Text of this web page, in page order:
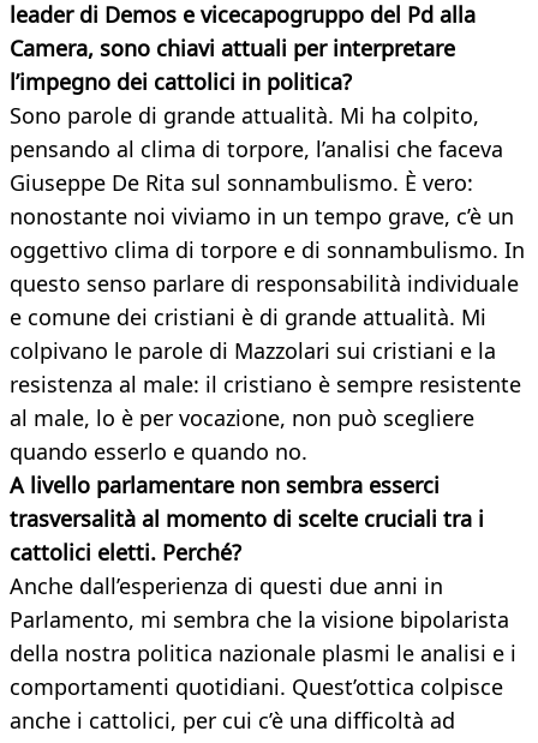
leader di Demos e vicecapogruppo del Pd alla
Camera, sono chiavi attuali per interpretare
l’impegno dei cattolici in politica?
Sono parole di grande attualità. Mi ha colpito,
pensando al clima di torpore, l’analisi che faceva
Giuseppe De Rita sul sonnambulismo. È vero:
nonostante noi viviamo in un tempo grave, c’è un
oggettivo clima di torpore e di sonnambulismo. In
questo senso parlare di responsabilità individuale
e comune dei cristiani è di grande attualità. Mi
colpivano le parole di Mazzolari sui cristiani e la
resistenza al male: il cristiano è sempre resistente
al male, lo è per vocazione, non può scegliere
quando esserlo e quando no.
A livello parlamentare non sembra esserci
trasversalità al momento di scelte cruciali tra i
cattolici eletti. Perché?
Anche dall’esperienza di questi due anni in
Parlamento, mi sembra che la visione bipolarista
della nostra politica nazionale plasmi le analisi e i
comportamenti quotidiani. Quest’ottica colpisce
anche i cattolici, per cui c’è una difficoltà ad